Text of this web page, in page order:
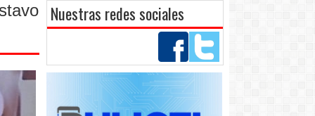
Nuestras redes sociales